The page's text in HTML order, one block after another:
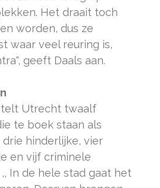
Het draait toch
worden, dus ze
waar veel reuring is,
geeft Daals aan.
Utrecht twaalf
te boek staan als
hinderlijke, vier
en vijf criminele
In de hele stad gaat het